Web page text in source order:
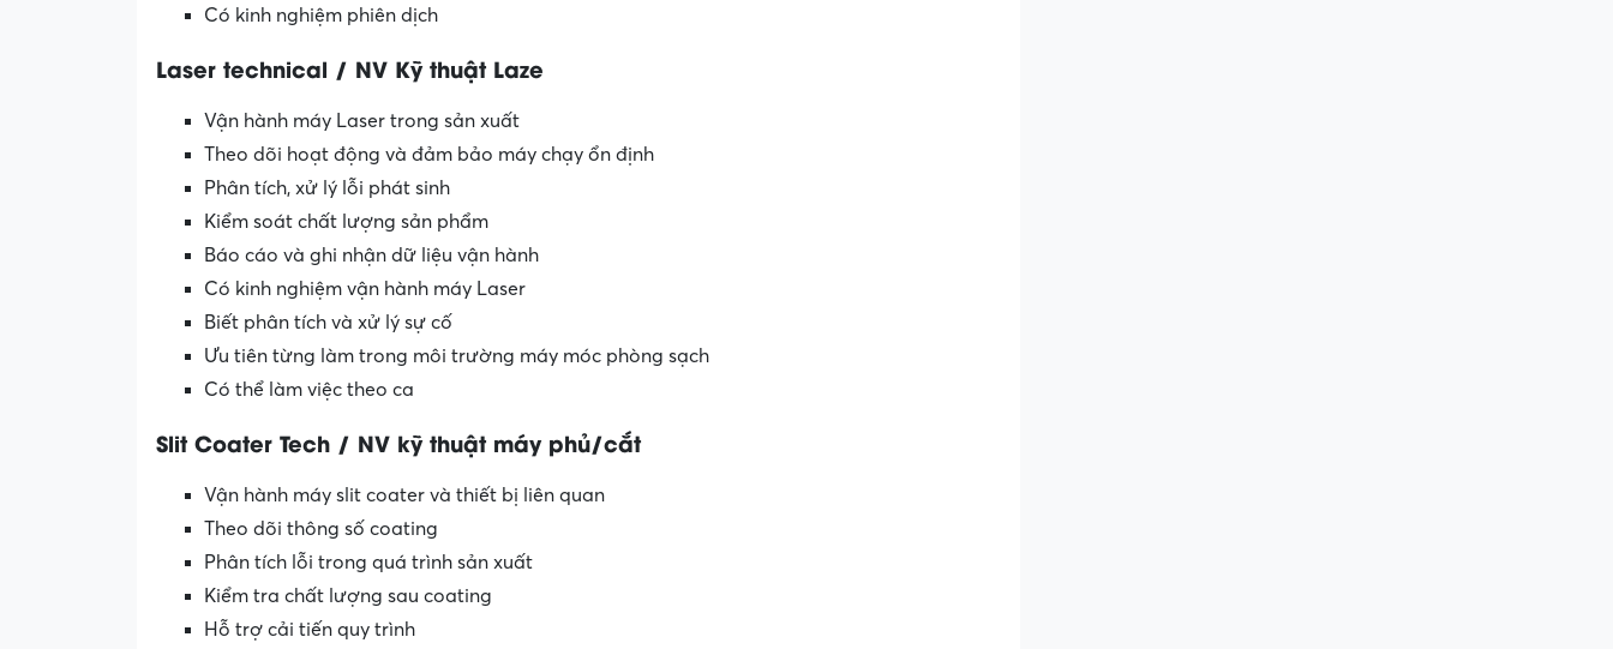
Có kinh nghiệm phiên dịch
Laser technical / NV Kỹ thuật Laze
Vận hành máy Laser trong sản xuất
Theo dõi hoạt động và đảm bảo máy chạy ổn định
Phân tích, xử lý lỗi phát sinh
Kiểm soát chất lượng sản phẩm
Báo cáo và ghi nhận dữ liệu vận hành
Có kinh nghiệm vận hành máy Laser
Biết phân tích và xử lý sự cố
Ưu tiên từng làm trong môi trường máy móc phòng sạch
Có thể làm việc theo ca
Slit Coater Tech / NV kỹ thuật máy phủ/cắt
Vận hành máy slit coater và thiết bị liên quan
Theo dõi thông số coating
Phân tích lỗi trong quá trình sản xuất
Kiểm tra chất lượng sau coating
Hỗ trợ cải tiến quy trình